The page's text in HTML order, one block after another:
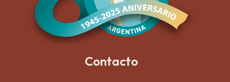
Contacto